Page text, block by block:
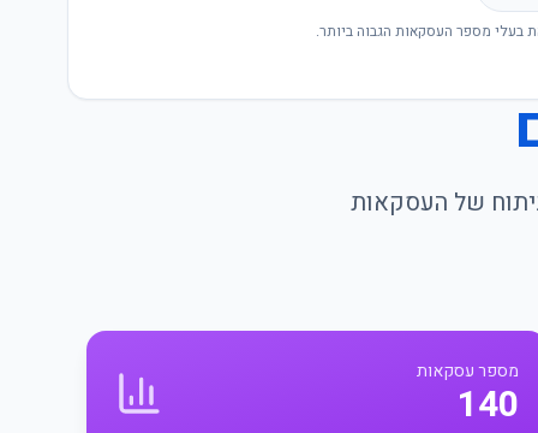
בעלי מספר העסקאות הגבוה ביותר.
של העסקאות
מספר עסקאות
140